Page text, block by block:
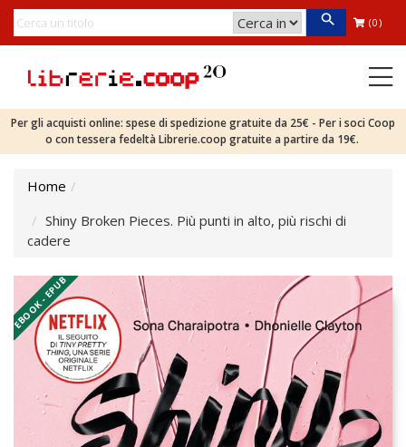
(0)
Per gli acquisti online: spese di spedizione gratuite da 25€ - Per i soci Coop
o con tessera fedeltà Librerie.coop gratuite a partire da 19€.
Home
Shiny Broken Pieces. Più punti in alto, più rischi di
cadere
EBOOK - EPUB